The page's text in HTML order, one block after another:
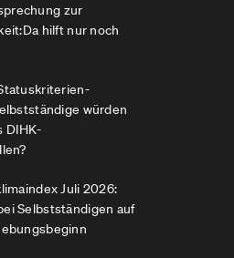
zur
hilft nur noch
würden
DIHK-
Juli 2026:
Selbstständigen auf